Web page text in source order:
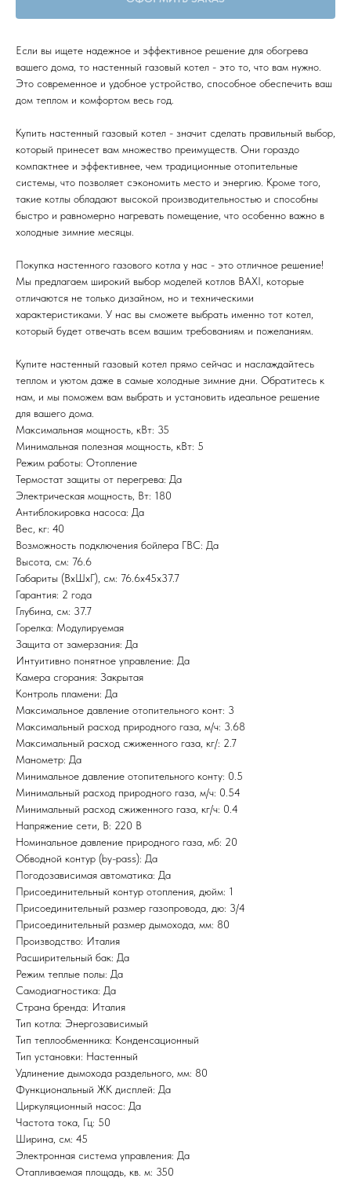
Если вы ищете надежное и эффективное решение для обогрева
вашего дома, то настенный газовый котел - это то, что вам нужно.
Это современное и удобное устройство, способное обеспечить ваш
дом теплом и комфортом весь год.
Купить настенный газовый котел - значит сделать правильный выбор,
который принесет вам множество преимуществ. Они гораздо
компактнее и эффективнее, чем традиционные отопительные
системы, что позволяет сэкономить место и энергию. Кроме того,
такие котлы обладают высокой производительностью и способны
быстро и равномерно нагревать помещение, что особенно важно в
холодные зимние месяцы.
Покупка настенного газового котла у нас - это отличное решение!
Мы предлагаем широкий выбор моделей котлов BAXI, которые
отличаются не только дизайном, но и техническими
характеристиками. У нас вы сможете выбрать именно тот котел,
который будет отвечать всем вашим требованиям и пожеланиям.
Купите настенный газовый котел прямо сейчас и наслаждайтесь
теплом и уютом даже в самые холодные зимние дни. Обратитесь к
нам, и мы поможем вам выбрать и установить идеальное решение
для вашего дома.
Максимальная мощность, кВт: 35
Минимальная полезная мощность, кВт: 5
Режим работы: Отопление
Термостат защиты от перегрева: Да
Электрическая мощность, Вт: 180
Антиблокировка насоса: Да
Вес, кг: 40
Возможность подключения бойлера ГВС: Да
Высота, см: 76.6
Габариты (ВхШхГ), см: 76.6x45x37.7
Гарантия: 2 года
Глубина, см: 37.7
Горелка: Модулируемая
Защита от замерзания: Да
Интуитивно понятное управление: Да
Камера сгорания: Закрытая
Контроль пламени: Да
Максимальное давление отопительного конт: 3
Максимальный расход природного газа, м/ч: 3.68
Максимальный расход сжиженного газа, кг/: 2.7
Манометр: Да
Минимальное давление отопительного конту: 0.5
Минимальный расход природного газа, м/ч: 0.54
Минимальный расход сжиженного газа, кг/ч: 0.4
Напряжение сети, В: 220 В
Номинальное давление природного газа, мб: 20
Обводной контур (by-pass): Да
Погодозависимая автоматика: Да
Присоединительный контур отопления, дюйм: 1
Присоединительный размер газопровода, дю: 3/4
Присоединительный размер дымохода, мм: 80
Производство: Италия
Расширительный бак: Да
Режим теплые полы: Да
Самодиагностика: Да
Страна бренда: Италия
Тип котла: Энергозависимый
Тип теплообменника: Конденсационный
Тип установки: Настенный
Удлинение дымохода раздельного, мм: 80
Функциональный ЖК дисплей: Да
Циркуляционный насос: Да
Частота тока, Гц: 50
Ширина, см: 45
Электронная система управления: Да
Отапливаемая площадь, кв. м: 350